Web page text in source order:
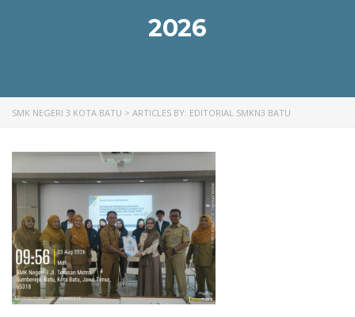
2026
SMK NEGERI 3 KOTA BATU > ARTICLES BY: EDITORIAL SMKN3 BATU